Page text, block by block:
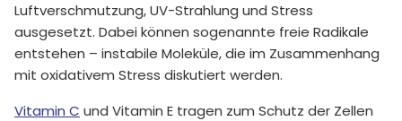
Luftverschmutzung, UV-Strahlung und Stress
ausgesetzt. Dabei können sogenannte freie Radikale
entstehen – instabile Moleküle, die im Zusammenhang
mit oxidativem Stress diskutiert werden.
Vitamin C und Vitamin E tragen zum Schutz der Zellen